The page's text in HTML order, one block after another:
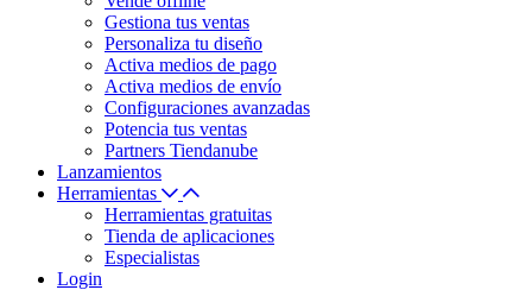
Gestiona tus ventas
Personaliza tu diseño
Activa medios de pago
Activa medios de envío
Configuraciones avanzadas
Potencia tus ventas
Partners Tiendanube
Lanzamientos
Herramientas
Herramientas gratuitas
Tienda de aplicaciones
Especialistas
Login